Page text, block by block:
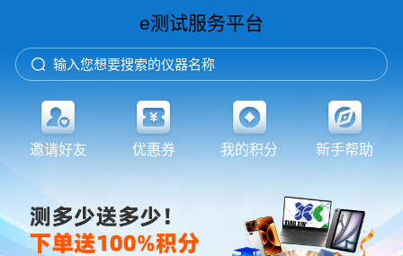
e测试服务平台
输入您想要搜索的仪器名称
邀请好友 优惠券 我的积分 新手帮助